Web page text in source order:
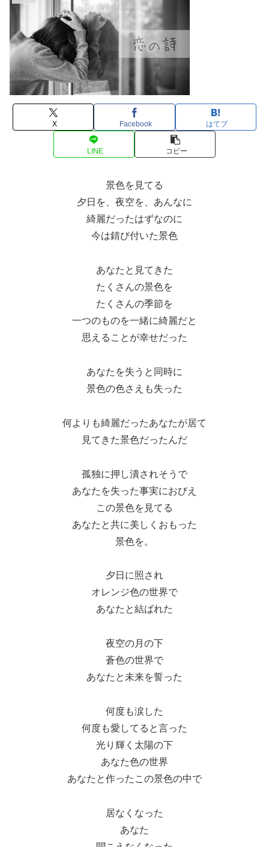
X Facebook はてブ
LINE コピー
景色を見てる
夕日を、夜空を、あんなに
綺麗だったはずなのに
今は錆び付いた景色
あなたと見てきた
たくさんの景色を
たくさんの季節を
一つのものを一緒に綺麗だと
思えることが幸せだった
あなたを失うと同時に
景色の色さえも失った
何よりも綺麗だったあなたが居て
見てきた景色だったんだ
孤独に押し潰されそうで
あなたを失った事実におびえ
この景色を見てる
あなたと共に美しくおもった
景色を。
夕日に照され
オレンジ色の世界で
あなたと結ばれた
夜空の月の下
蒼色の世界で
あなたと未来を誓った
何度も涙した
何度も愛してると言った
光り輝く太陽の下
あなた色の世界
あなたと作ったこの景色の中で
居なくなった
あなた